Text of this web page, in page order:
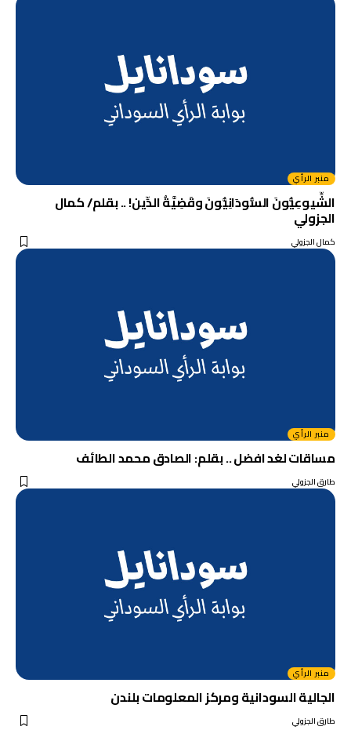
منبر الرأي
الشِّيوعِيُّونَ السُّودَانِيُّونَ وقَضِيَّةُ الدِّين! .. بقلم/ كمال
الجزولي
كمال الجزولي
منبر الرأي
مساقات لغد افضل .. بقلم: الصادق محمد الطائف
طارق الجزولي
منبر الرأي
الجالية السودانية ومركز المعلومات بلندن
طارق الجزولي